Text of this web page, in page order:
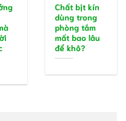
Chất bịt kín
dùng trong
phòng tắm
mất bao lâu
để khô?